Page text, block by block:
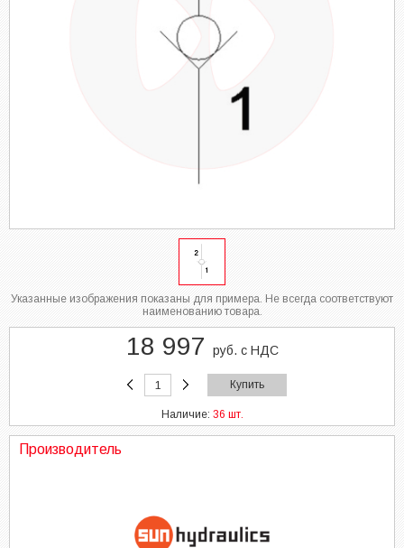
Указанные изображения показаны для примера. Не всегда соответствуют
наименованию товара.
18 997 руб. с НДС
Купить
Наличие: 36 шт.
Производитель